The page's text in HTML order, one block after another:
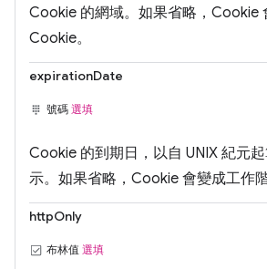
Cookie 的網域。如果省略，Cookie
Cookie。
expirationDate
號碼 選填
Cookie 的到期日，以自 UNIX 紀元
示。如果省略，Cookie 會變成工作
httpOnly
布林值 選填